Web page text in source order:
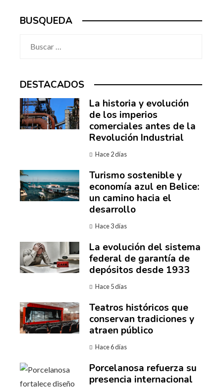
BUSQUEDA
DESTACADOS
La historia y evolución
de los imperios
comerciales antes de la
Revolución Industrial
Hace 2 días
Turismo sostenible y
economía azul en Belice:
un camino hacia el
desarrollo
Hace 3 días
La evolución del sistema
federal de garantía de
depósitos desde 1933
Hace 5 días
Teatros históricos que
conservan tradiciones y
atraen público
Hace 6 días
Porcelanosa refuerza su
presencia internacional